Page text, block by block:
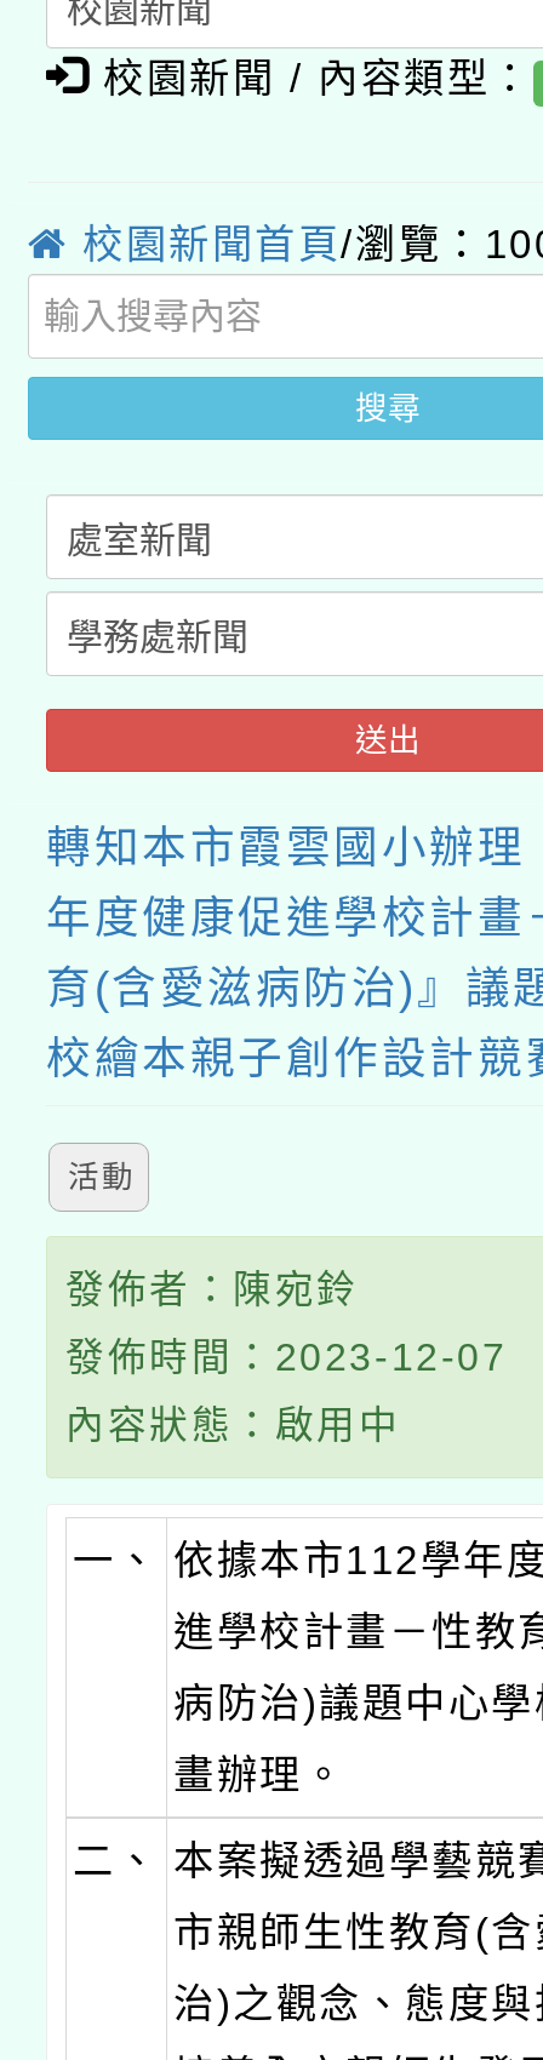
pilot」
有關大陸委員會函釋公
薪期間赴陸應申請許可
轉知經濟部水利署委託
用水績優單位及節水達
動」
桃園市孔廟祈福系列
開 智慧啟航」
2026年桃園地景藝術
校園新聞 / 內容類型：
校園新聞首頁/瀏覽：
搜尋
送出
轉知本市霞雲國小辦
年度健康促進學校計畫
育(含愛滋病防治)』議
校繪本親子創作設計競
活動
發佈者：陳宛鈴
發佈時間：2023-12-07
內容狀態：啟用中
一、
依據本市112學年
進學校計畫－性教
病防治)議題中心
畫辦理。
二、
本案擬透過學藝競
市親師生性教育(
治)之觀念、態度